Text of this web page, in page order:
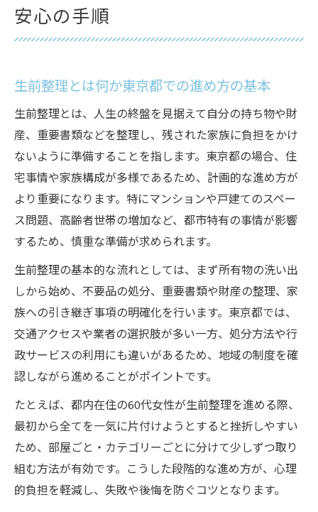
生前整理優良業者の選び方と東京都でのポ
イント
ト活用法
生前整理やることリストで効率的に進める
方法
東京都で使える生前整理チェックリストの
作り方
生前整理の優先順位と進め方の基本を押さ
える
生前整理で失敗しないやることリストの工
夫
生前整理の進め方と家族に負担をかけない
秘訣
大切な書類と銀行口座を安心して整理するコツ
生前整理で大切な書類の管理と保管方法
銀行口座の生前整理で失敗しないための手
順
生前整理で重要な財産情報整理のコツ
東京都で安心して進める銀行情報の整え方
生前整理とデジタル資産管理の注意ポイン
ト
安心の手順
生前整理とは何か東京都での進め方の基本
生前整理とは、人生の終盤を見据えて自分の持ち物や財
産、重要書類などを整理し、残された家族に負担をかけ
ないように準備することを指します。東京都の場合、住
宅事情や家族構成が多様であるため、計画的な進め方が
より重要になります。特にマンションや戸建てのスペー
ス問題、高齢者世帯の増加など、都市特有の事情が影響
するため、慎重な準備が求められます。
生前整理の基本的な流れとしては、まず所有物の洗い出
しから始め、不要品の処分、重要書類や財産の整理、家
族への引き継ぎ事項の明確化を行います。東京都では、
交通アクセスや業者の選択肢が多い一方、処分方法や行
政サービスの利用にも違いがあるため、地域の制度を確
認しながら進めることがポイントです。
たとえば、都内在住の60代女性が生前整理を進める際、
最初から全てを一気に片付けようとすると挫折しやすい
ため、部屋ごと・カテゴリーごとに分けて少しずつ取り
組む方法が有効です。こうした段階的な進め方が、心理
的負担を軽減し、失敗や後悔を防ぐコツとなります。